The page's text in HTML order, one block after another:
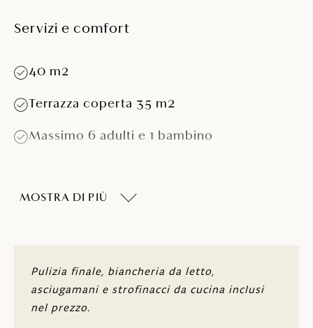
Servizi e comfort
40 m2
Terrazza coperta 35 m2
Massimo 6 adulti e 1 bambino
Camera con letto (160 x 200)
Divano (può essere utilizzato come letto
supplementare 80 x 180)
Due bagni
MOSTRA DI PIÙ
Pulizia finale, biancheria da letto,
asciugamani e strofinacci da cucina inclusi
nel prezzo.